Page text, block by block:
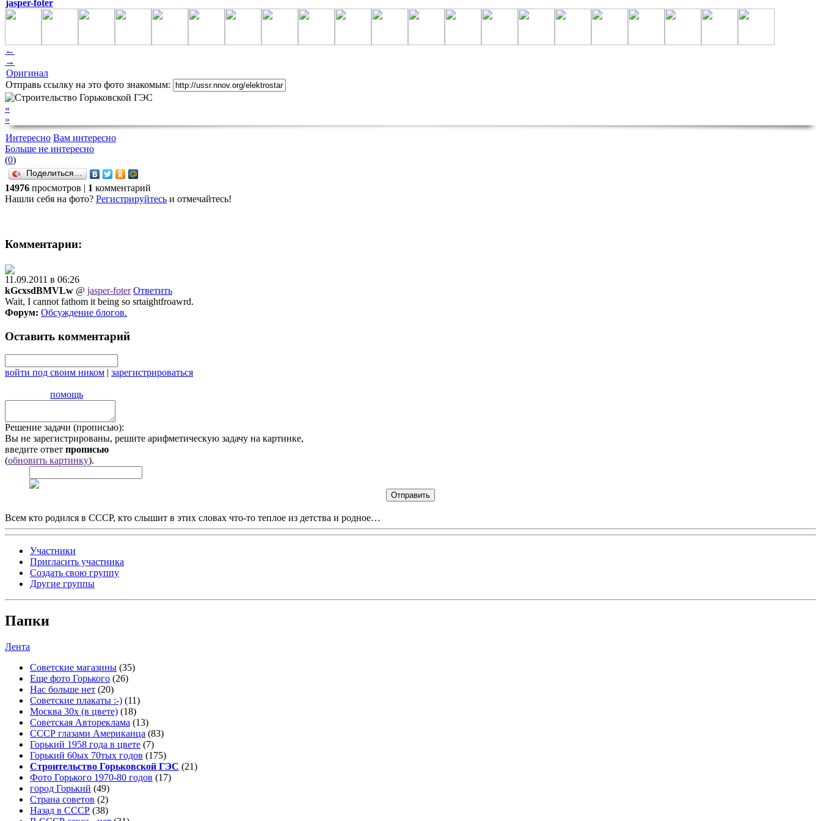
jasper-foter
←
→
Оригинал
Отправь ссылку на это фото знакомым:
«
»
Интересно Вам интересно
Больше не интересно
(0)
Поделиться…
14976 просмотров | 1 комментарий
Нашли себя на фото? Регистрируйтесь и отмечайтесь!
Комментарии:
11.09.2011 в 06:26
kGcxsdBMVLw @ jasper-foter Ответить
Wait, I cannot fathom it being so srtaightfroawrd.
Форум: Обсуждение блогов.
Оставить комментарий
войти под своим ником | зарегистрироваться
помощь
Решение задачи (прописью):
Вы не зарегистрированы, решите арифметическую задачу на картинке,
введите ответ прописью
(обновить картинку).
Всем кто родился в СССР, кто слышит в этих словах что-то теплое из детства и родное…
Участники
Пригласить участника
Создать свою группу
Другие группы
Папки
Лента
Советские магазины (35)
Еще фото Горького (26)
Нас больше нет (20)
Советские плакаты :-) (11)
Москва 30x (в цвете) (18)
Советская Автореклама (13)
СССР глазами Американца (83)
Горький 1958 года в цвете (7)
Горький 60ых 70тых годов (175)
Строительство Горьковской ГЭС (21)
Фото Горького 1970-80 годов (17)
город Горький (49)
Страна советов (2)
Назад в СССР (38)